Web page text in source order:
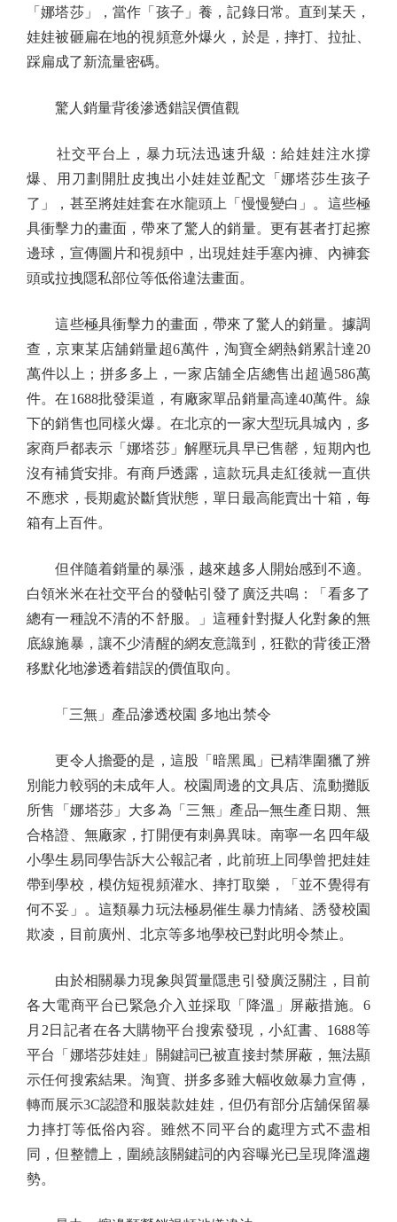
「娜塔莎」，當作「孩子」養，記錄日常。直到某天，
娃娃被砸扁在地的視頻意外爆火，於是，摔打、拉扯、
踩扁成了新流量密碼。
驚人銷量背後滲透錯誤價值觀
社交平台上，暴力玩法迅速升級：給娃娃注水撐
爆、用刀劃開肚皮拽出小娃娃並配文「娜塔莎生孩子
了」，甚至將娃娃套在水龍頭上「慢慢變白」。這些極
具衝擊力的畫面，帶來了驚人的銷量。更有甚者打起擦
邊球，宣傳圖片和視頻中，出現娃娃手塞內褲、內褲套
頭或拉拽隱私部位等低俗違法畫面。
這些極具衝擊力的畫面，帶來了驚人的銷量。據調
查，京東某店舖銷量超6萬件，淘寶全網熱銷累計達20
萬件以上；拼多多上，一家店舖全店總售出超過586萬
件。在1688批發渠道，有廠家單品銷量高達40萬件。線
下的銷售也同樣火爆。在北京的一家大型玩具城內，多
家商戶都表示「娜塔莎」解壓玩具早已售罄，短期內也
沒有補貨安排。有商戶透露，這款玩具走紅後就一直供
不應求，長期處於斷貨狀態，單日最高能賣出十箱，每
箱有上百件。
但伴隨着銷量的暴漲，越來越多人開始感到不適。
白領米米在社交平台的發帖引發了廣泛共鳴：「看多了
總有一種說不清的不舒服。」這種針對擬人化對象的無
底線施暴，讓不少清醒的網友意識到，狂歡的背後正潛
移默化地滲透着錯誤的價值取向。
「三無」產品滲透校園 多地出禁令
更令人擔憂的是，這股「暗黑風」已精準圍獵了辨
別能力較弱的未成年人。校園周邊的文具店、流動攤販
所售「娜塔莎」大多為「三無」產品─無生產日期、無
合格證、無廠家，打開便有刺鼻異味。南寧一名四年級
小學生易同學告訴大公報記者，此前班上同學曾把娃娃
帶到學校，模仿短視頻灌水、摔打取樂，「並不覺得有
何不妥」。這類暴力玩法極易催生暴力情緒、誘發校園
欺凌，目前廣州、北京等多地學校已對此明令禁止。
由於相關暴力現象與質量隱患引發廣泛關注，目前
各大電商平台已緊急介入並採取「降溫」屏蔽措施。6
月2日記者在各大購物平台搜索發現，小紅書、1688等
平台「娜塔莎娃娃」關鍵詞已被直接封禁屏蔽，無法顯
示任何搜索結果。淘寶、拼多多雖大幅收斂暴力宣傳，
轉而展示3C認證和服裝款娃娃，但仍有部分店舖保留暴
力摔打等低俗內容。雖然不同平台的處理方式不盡相
同，但整體上，圍繞該關鍵詞的內容曝光已呈現降溫趨
勢。